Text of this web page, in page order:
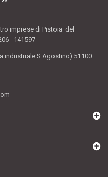
imprese di Pistoia del
- 141597
industriale S.Agostino) 51100